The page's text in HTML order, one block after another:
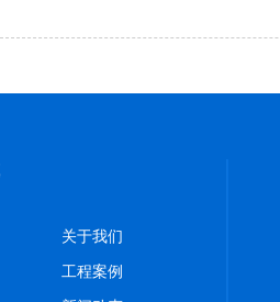
关于我们
工程案例